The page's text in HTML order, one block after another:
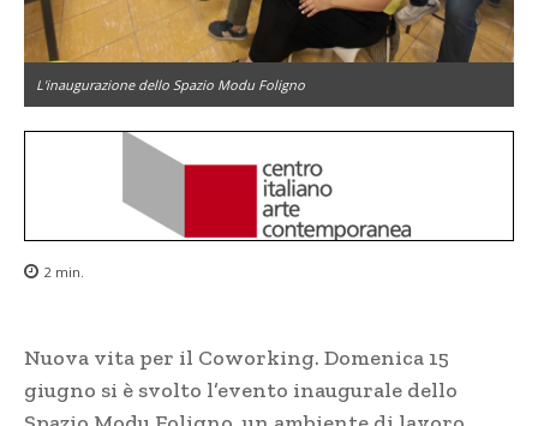
L'inaugurazione dello Spazio Modu Foligno
2 min.
Nuova vita per il Coworking. Domenica 15
giugno si è svolto l’evento inaugurale dello